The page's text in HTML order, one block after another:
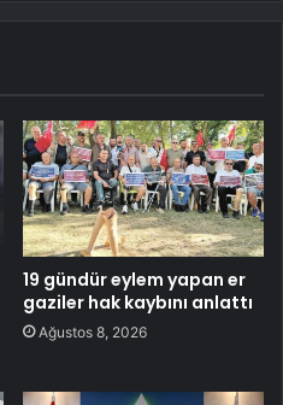
19 gündür eylem yapan er
gaziler hak kaybını anlattı
Ağustos 8, 2026